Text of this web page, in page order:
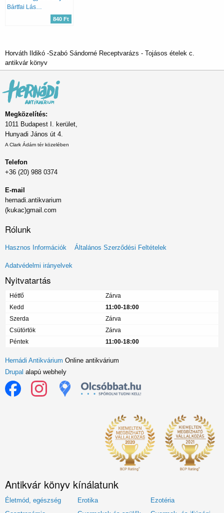
840 Ft
Horváth Ildikó -Szabó Sándorné Receptvarázs - Tojásos ételek c.
antikvár könyv
Megközelítés:
1011 Budapest I. kerület,
Hunyadi János út 4.
A Clark Ádám tér közelében
Telefon
+36 (20) 988 0374
E-mail
hernadi.antikvarium
(kukac)gmail.com
Rólunk
Lábléc
menü
Hasznos Információk Általános Szerződési Feltételek
Adatvédelmi irányelvek
Nyitvatartás
Hétfő
Zárva
Kedd
11:00-18:00
Szerda
Zárva
Csütörtök
Zárva
Péntek
11:00-18:00
Hernádi Antikvárium Online antikvárium
Drupal alapú webhely
Antikvár könyv kínálatunk
Életmód, egészség Erotika
Ezotéria